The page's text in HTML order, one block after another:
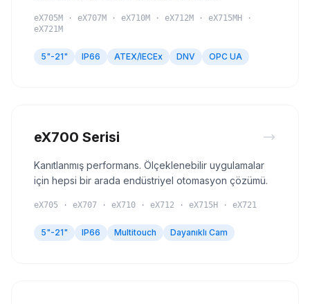
eX705M · eX707M · eX710M · eX712M · eX715MH ·
eX721M
5"-21" IP66 ATEX/IECEx DNV OPC UA
eX700 Serisi
Kanıtlanmış performans. Ölçeklenebilir uygulamalar
için hepsi bir arada endüstriyel otomasyon çözümü.
eX705 · eX707 · eX710 · eX712 · eX715H · eX721
5"-21" IP66 Multitouch Dayanıklı Cam